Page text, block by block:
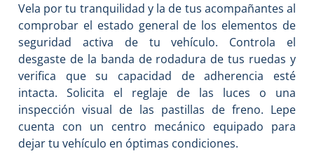
Vela por tu tranquilidad y la de tus acompañantes al
comprobar el estado general de los elementos de
seguridad activa de tu vehículo. Controla el
desgaste de la banda de rodadura de tus ruedas y
verifica que su capacidad de adherencia esté
intacta. Solicita el reglaje de las luces o una
inspección visual de las pastillas de freno. Lepe
cuenta con un centro mecánico equipado para
dejar tu vehículo en óptimas condiciones.